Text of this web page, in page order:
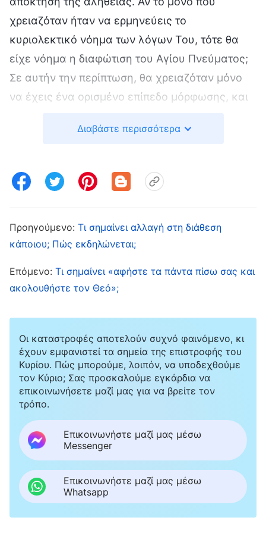
χρειαζόταν ήταν να ερμηνεύεις το
κυριολεκτικό νόημα των λόγων Του, τότε θα
είχε νόημα η διαφώτιση του Αγίου Πνεύματος;
Σε αυτήν την περίπτωση, θα χρειαζόταν μόνο
να έχεις ένα ορισμένο επίπεδο μόρφωσης, και
δύσκολη θέση. Το έργο του Θεού δεν είναι κάτι
εγκέφαλο. Η πραγματική κατανόηση των
λόγων του Θεού εξαρτάται κυρίως από το αν
έχει κανείς διαφώτιση από το Άγιο Πνεύμα·
τούτη είναι η διαδικασία απόκτησης της
αλήθειας.
Απόσπασμα από το κεφάλαιο «Πώς να γνωρίσουμε
τη φύση του ανθρώπου» στο βιβλίο «Αρχεία των
Η αλήθεια που ο άνθρωπος χρειάζεται να
κατέχει βρίσκεται στον λόγο του Θεού, και
είναι η πιο ωφέλιμη και χρήσιμη αλήθεια για
την ανθρωπότητα. Είναι η τόνωση και η θρέψη
που χρειάζεται το σώμα σας, κάτι που βοηθά
τον άνθρωπο να επανακτήσει την κανονική
ανθρώπινη φύση του. Πρόκειται για μια αλήθεια
με την οποία ο άνθρωπος θα πρέπει να είναι
εφοδιασμένος. Όσο περισσότερο κάνετε πράξη
τον λόγο του Θεού, τόσο γρηγορότερα η ζωή
Διαβάστε περισσότερα
Προηγούμενο: Τι σημαίνει αλλαγή στη διάθεση
κάποιου; Πώς εκδηλώνεται;
Επόμενο: Τι σημαίνει «αφήστε τα πάντα πίσω σας και
ακολουθήστε τον Θεό»;
Οι καταστροφές αποτελούν συχνό φαινόμενο, κι
έχουν εμφανιστεί τα σημεία της επιστροφής του
Κυρίου. Πώς μπορούμε, λοιπόν, να υποδεχθούμε
τον Κύριο; Σας προσκαλούμε εγκάρδια να
επικοινωνήσετε μαζί μας για να βρείτε τον
τρόπο.
Επικοινωνήστε μαζί μας μέσω
Messenger
Επικοινωνήστε μαζί μας μέσω
Whatsapp